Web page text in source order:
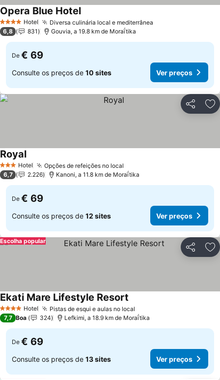
4 EstrelasHotel Diversa culinária local e mediterrânea
Opera Blue HotelVer preços
6,8 831 Gouvia, a 19.8 km de Moraḯtika
De € 69
Consulte os preços de 10 sites Ver preços
Partilhar
3 EstrelasHotel Opções de refeições no local
RoyalVer preços
6,7 2.226 Kanoni, a 11.8 km de Moraḯtika
De € 69
Consulte os preços de 12 sites Ver preços
Partilhar
Escolha popular
4 EstrelasHotel Pistas de esqui e aulas no local
Ekati Mare Lifestyle Resort
7,7 Boa 324 Lefkimi, a 18.9 km de Moraḯtika
De € 69
Consulte os preços de 13 sites Ver preços